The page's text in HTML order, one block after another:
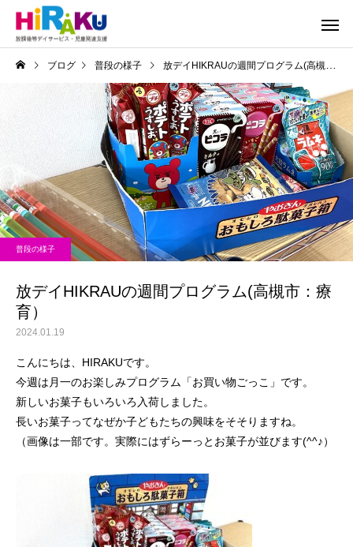
ブログ 普段の様子 放デイHIKRAUの週間プログラム(高槻市：療育）
普段の様子
放デイHIKRAUの週間プログラム(高槻市：療
育）
2024.01.19
こんにちは、HIRAKUです。
今週は月一のお楽しみプログラム「お買い物ごっこ」です。
新しいお菓子もいろいろ入荷しました。
長いお菓子ってなぜか子どもたちの興味をそそりますね。
（画像は一部です。実際にはずらーっとお菓子が並びます(^^♪）